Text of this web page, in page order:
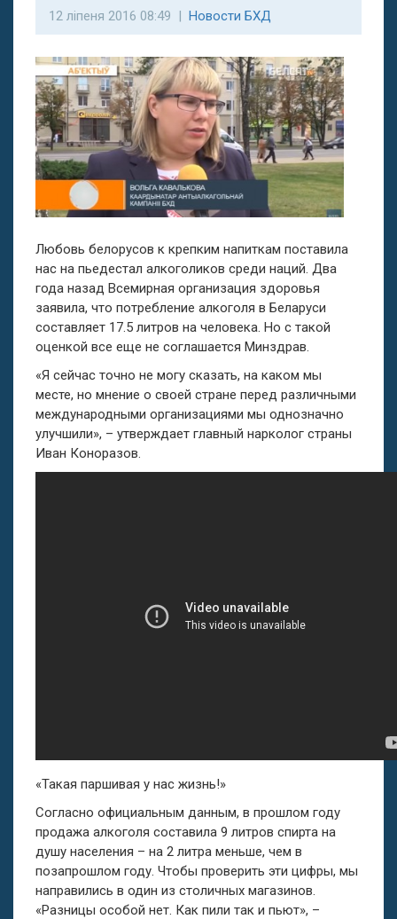
12 ліпеня 2016 08:49 | Новости БХД
Любовь белорусов к крепким напиткам поставила
нас на пьедестал алкоголиков среди наций. Два
года назад Всемирная организация здоровья
заявила, что потребление алкоголя в Беларуси
составляет 17.5 литров на человека. Но с такой
оценкой все еще не соглашается Минздрав.
«Я сейчас точно не могу сказать, на каком мы
месте, но мнение о своей стране перед различными
международными организациями мы однозначно
улучшили», – утверждает главный нарколог страны
Иван Коноразов.
«Такая паршивая у нас жизнь!»
Согласно официальным данным, в прошлом году
продажа алкоголя составила 9 литров спирта на
душу населения – на 2 литра меньше, чем в
позапрошлом году. Чтобы проверить эти цифры, мы
направились в один из столичных магазинов.
«Разницы особой нет. Как пили так и пьют», –